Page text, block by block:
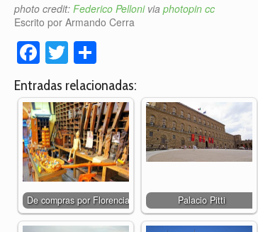
photo credit:Federico Pelloniviaphotopin cc
Escrito por Armando Cerra
Facebook
Twitter
Entradas relacionadas:
De compras por Florencia Palacio Pitti